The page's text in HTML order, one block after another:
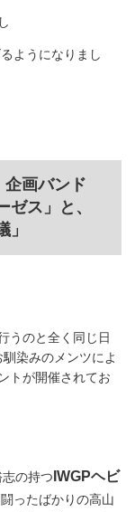
ようになりまし
画バンド
ゼス」と、
うのと全く同じ日
染みのメンツによ
トが開催されてお
の持つ IWGPヘビ
ったばかりの高山